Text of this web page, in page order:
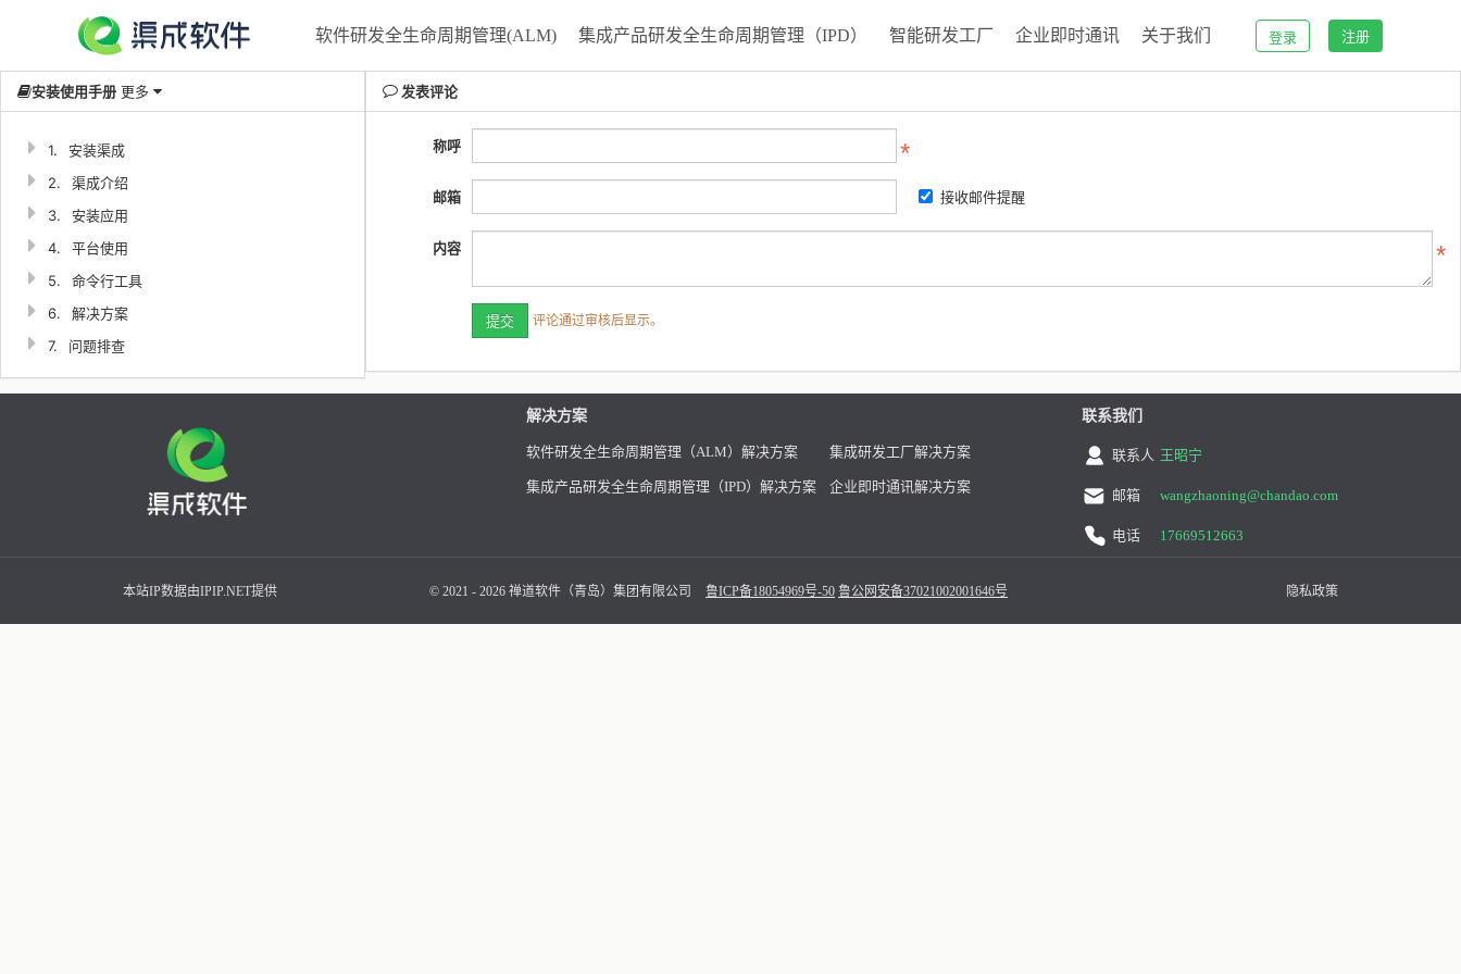
软件研发全生命周期管理(ALM) 集成产品研发全生命周期管理（IPD） 智能研发工厂 企业即时通讯 关于我们 登录 注册
安装使用手册 更多
1.
安装渠成
2.
渠成介绍
3.
安装应用
4.
平台使用
5.
命令行工具
6.
解决方案
7.
问题排查
发表评论
称呼
邮箱 接收邮件提醒
内容
评论通过审核后显示。
解决方案
软件研发全生命周期管理（ALM）解决方案 集成研发工厂解决方案
集成产品研发全生命周期管理（IPD）解决方案 企业即时通讯解决方案
联系我们
联系人 王昭宁
邮箱 wangzhaoning@chandao.com
电话 17669512663
本站IP数据由IPIP.NET提供 © 2021 - 2026 禅道软件（青岛）集团有限公司 鲁ICP备18054969号-50 鲁公网安备37021002001646号 隐私政策